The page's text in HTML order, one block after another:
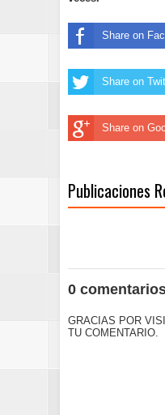
Share on
Share on
Share on
Publicaciones
0
GRACIAS POR
TU COMENTARIO.